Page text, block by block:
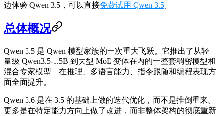
边体验 Qwen 3.5，可以直接免费试用 Qwen 3.5。
总体概况
Qwen 3.5 是 Qwen 模型家族的一次重大飞跃。它推出了从轻
量级 Qwen3.5-1.5B 到大型 MoE 变体在内的一整套稠密模型和
混合专家模型，在推理、多语言能力、指令跟随和编程表现方
面全面提升。
Qwen 3.6 是在 3.5 的基础上做的迭代优化，而不是推倒重来。
更多是在特定能力方向上做了改进，而非整体架构的彻底重新